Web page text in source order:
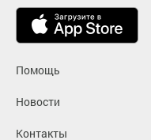
Помощь
Новости
Контакты